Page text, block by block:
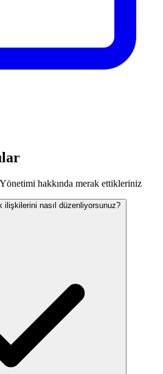
hakkında merak ettikleriniz
nasıl düzenliyorsunuz?